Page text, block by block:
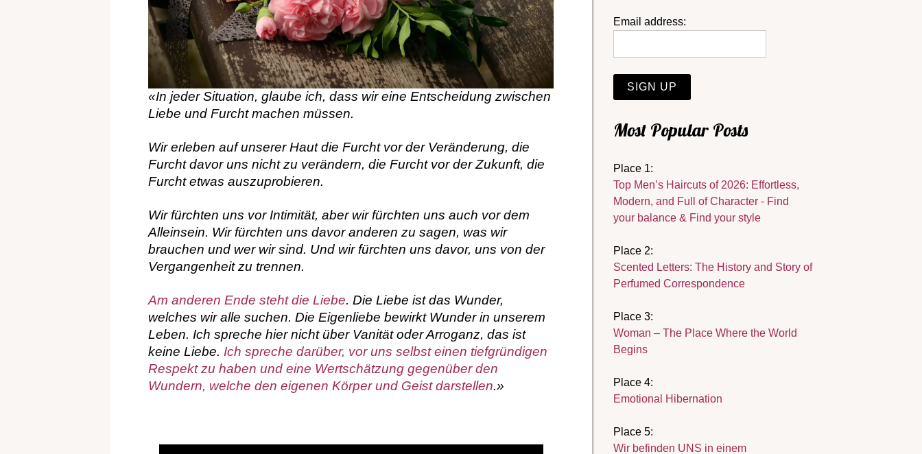
«In jeder Situation, glaube ich, dass wir eine Entscheidung zwischen
Liebe und Furcht machen müssen.
Wir erleben auf unserer Haut die Furcht vor der Veränderung, die
Furcht davor uns nicht zu verändern, die Furcht vor der Zukunft, die
Furcht etwas auszuprobieren.
Wir fürchten uns vor Intimität, aber wir fürchten uns auch vor dem
Alleinsein. Wir fürchten uns davor anderen zu sagen, was wir
brauchen und wer wir sind. Und wir fürchten uns davor, uns von der
Vergangenheit zu trennen.
Am anderen Ende steht die Liebe. Die Liebe ist das Wunder,
welches wir alle suchen. Die Eigenliebe bewirkt Wunder in unserem
Leben. Ich spreche hier nicht über Vanität oder Arroganz, das ist
keine Liebe. Ich spreche darüber, vor uns selbst einen tiefgründigen
Respekt zu haben und eine Wertschätzung gegenüber den
Wundern, welche den eigenen Körper und Geist darstellen.»
Email address:
Most Popular Posts
Place 1:
Top Men’s Haircuts of 2026: Effortless,
Modern, and Full of Character - Find
your balance & Find your style
Place 2:
Scented Letters: The History and Story of
Perfumed Correspondence
Place 3:
Woman – The Place Where the World
Begins
Place 4:
Emotional Hibernation
Place 5:
Wir befinden UNS in einem